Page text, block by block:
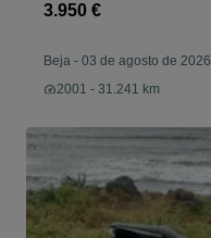
3.950 €
Beja - 03 de agosto de 2026
2001 - 31.241 km